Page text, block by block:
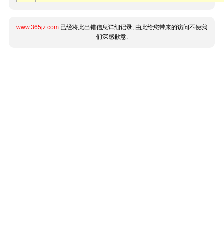
www.365jz.com 已经将此出错信息详细记录, 由此给您带来的访问不便我
们深感歉意.